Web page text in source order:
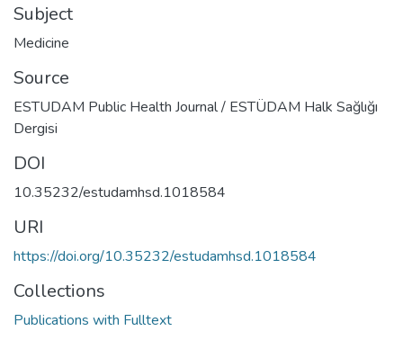
Subject
Medicine
Source
ESTUDAM Public Health Journal / ESTÜDAM Halk Sağlığı
Dergisi
DOI
10.35232/estudamhsd.1018584
URI
https://doi.org/10.35232/estudamhsd.1018584
Collections
Publications with Fulltext